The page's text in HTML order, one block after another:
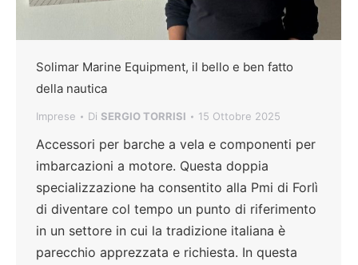
Solimar Marine Equipment, il bello e ben fatto
della nautica
Imprese Di SERGIO TORRISI 15 Ottobre 2025
Accessori per barche a vela e componenti per
imbarcazioni a motore. Questa doppia
specializzazione ha consentito alla Pmi di Forlì
di diventare col tempo un punto di riferimento
in un settore in cui la tradizione italiana è
parecchio apprezzata e richiesta. In questa